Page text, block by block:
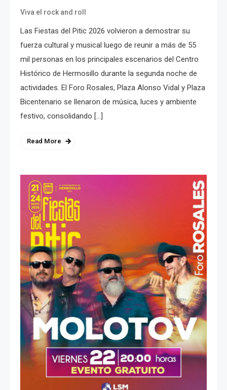
Viva el rock and roll
Las Fiestas del Pitic 2026 volvieron a demostrar su
fuerza cultural y musical luego de reunir a más de 55
mil personas en los principales escenarios del Centro
Histórico de Hermosillo durante la segunda noche de
actividades. El Foro Rosales, Plaza Alonso Vidal y Plaza
Bicentenario se llenaron de música, luces y ambiente
festivo, consolidando […]
Read More